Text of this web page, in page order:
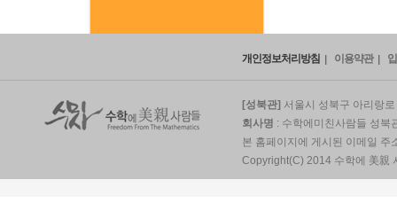
개인정보처리방침 이용약관
[성북관] 서울시 성북구 아리랑
회사명 : 수학에미친사람들 성북
본 홈페이지에 게시된 이메일 주
Copyright(C) 2014 수학에 美親